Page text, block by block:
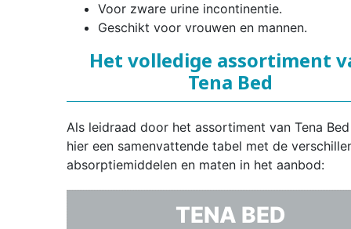
Voor zware urine incontinentie.
Geschikt voor vrouwen en mannen.
Het volledige assortiment
Tena Bed
Als leidraad door het assortiment van Tena
hier een samenvattende tabel met de
absorptiemiddelen en maten in het aanbod:
TENA BED